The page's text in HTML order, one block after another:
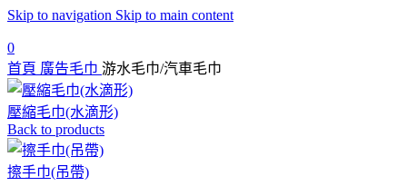
Skip to navigation Skip to main content
0
首頁 廣告毛巾 游水毛巾/汽車毛巾
壓縮毛巾(水滴形)
Back to products
擦手巾(吊帶)